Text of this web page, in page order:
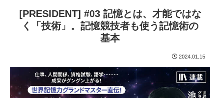
[PRESIDENT] #03 記憶とは、才能ではな
く「技術」。記憶競技者も使う記憶術の
基本
2024.01.15